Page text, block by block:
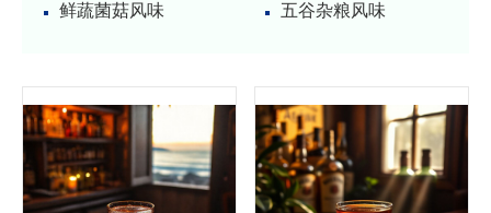
鲜蔬菌菇风味
五谷杂粮风味